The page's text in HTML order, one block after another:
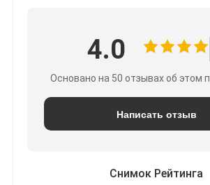
4.0
Основано на 50 отзывах об этом
Написать отзыв
Снимок Рейтинга